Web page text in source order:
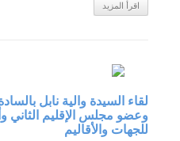
اقرأ المزيد
لقاء السيدة والية نابل
وعضو مجلس الإقليم الثاني
للجهات والأقاليم